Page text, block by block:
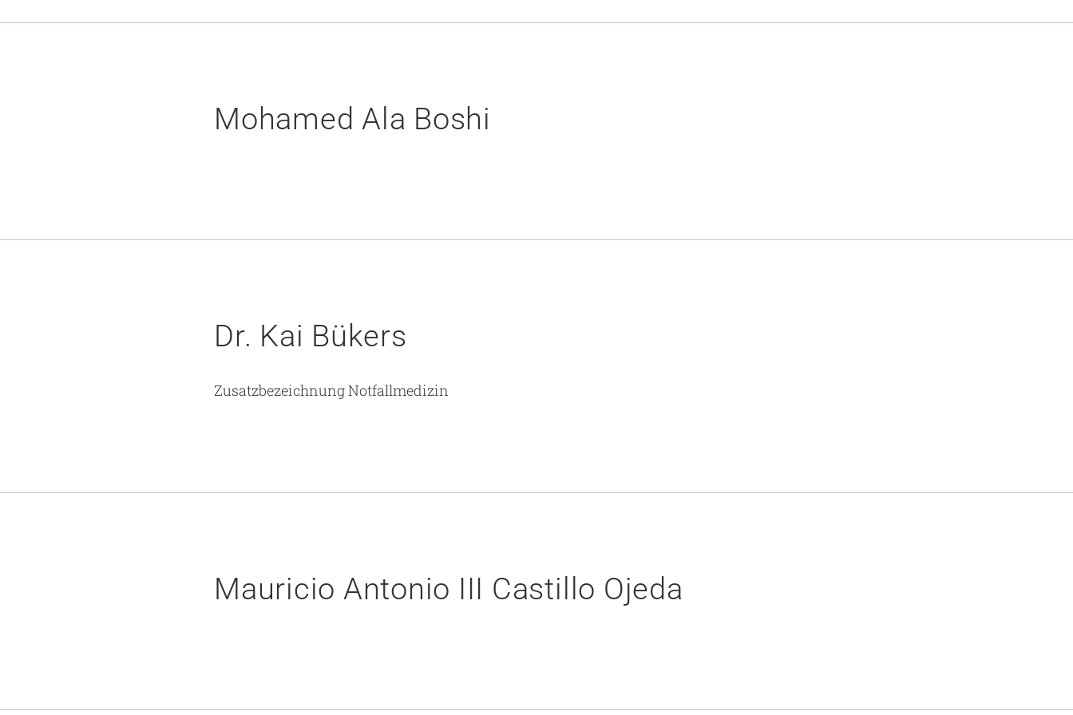
Mohamed Ala Boshi
Dr. Kai Bükers
Zusatzbezeichnung Notfallmedizin
Mauricio Antonio III Castillo Ojeda